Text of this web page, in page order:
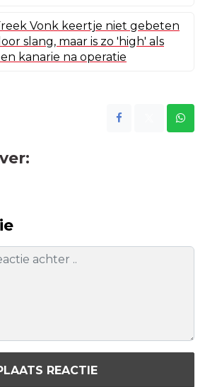
Vonk keertje niet gebeten
slang, maar is zo 'high' als
kanarie na operatie
REACTIE